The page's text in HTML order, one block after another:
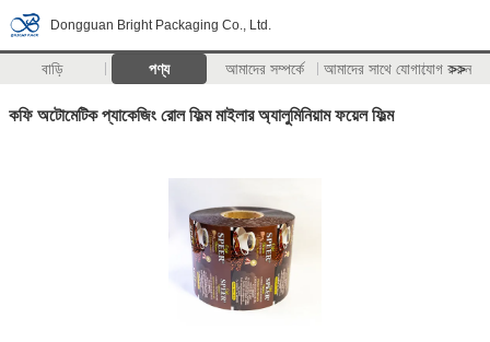
Dongguan Bright Packaging Co., Ltd.
বাড়ি পণ্য আমাদের সম্পর্কে আমাদের সাথে যোগাযোগ করুন
>>
কফি অটোমেটিক প্যাকেজিং রোল ফিল্ম মাইলার অ্যালুমিনিয়াম ফয়েল ফিল্ম